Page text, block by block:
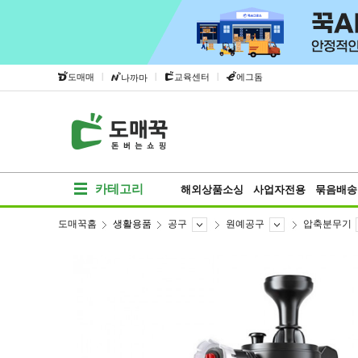
도매매 | 나까마 | 교육센터 | 에그돔
카테고리 해외상품소싱 사업자전용 묶음배송
도매꾹홈 생활용품 공구 원예공구 압축분무기